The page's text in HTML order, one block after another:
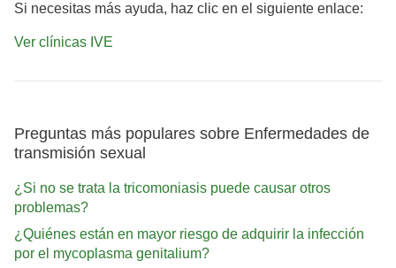
Si necesitas más ayuda, haz clic en el siguiente enlace:
Ver clínicas IVE
Preguntas más populares sobre Enfermedades de
transmisión sexual
¿Si no se trata la tricomoniasis puede causar otros
problemas?
¿Quiénes están en mayor riesgo de adquirir la infección
por el mycoplasma genitalium?